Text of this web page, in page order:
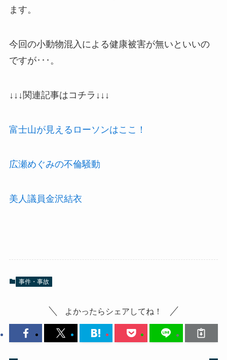
ます。
今回の小動物混入による健康被害が無いといいの
ですが･･･。
↓↓↓関連記事はコチラ↓↓↓
富士山が見えるローソンはここ！
広瀬めぐみの不倫騒動
美人議員金沢結衣
事件・事故
よかったらシェアしてね！